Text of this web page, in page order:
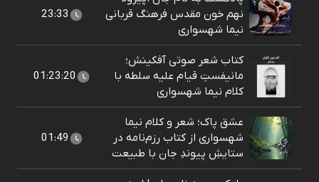
نهم خون مقدس فرهنگ قربانی
نیما شهسواری
23:33
کتاب شعر صوتی آفکینش؛
مانیفستِ قیام علیه سلطه با
کلام نیما شهسواری
01:23:20
عشق پاک؛ شعر و کلام نیما
شهسواری از کتاب رزم‌نامه در
ستایشِ پیوندِ جان با طبیعت
01:49